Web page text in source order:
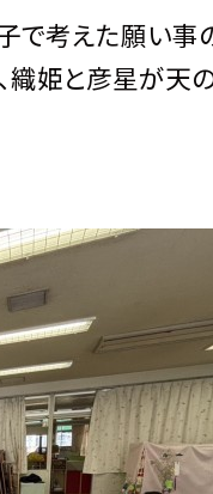
考えた願い事
姫と彦星が天